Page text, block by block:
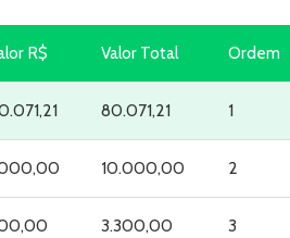
R$ Valor Total Ordem
80.071,21 1
10.000,00 2
3.300,00 3